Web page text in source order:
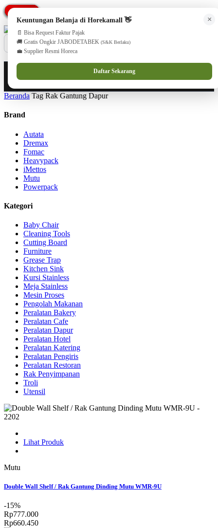
08551688000 (Customer Care)
×
Keuntungan Belanja di Horekamall 👋
📄 Bisa Request Faktur Pajak
🚚 Gratis Ongkir JABODETABEK (S&K Berlaku)
💼 Supplier Resmi Horeca
Daftar Sekarang
Beranda Tag Rak Gantung Dapur
Brand
Autata
Dremax
Fomac
Heavypack
iMettos
Mutu
Powerpack
Kategori
Baby Chair
Cleaning Tools
Cutting Board
Furniture
Grease Trap
Kitchen Sink
Kursi Stainless
Meja Stainless
Mesin Proses
Pengolah Makanan
Peralatan Bakery
Peralatan Cafe
Peralatan Dapur
Peralatan Hotel
Peralatan Katering
Peralatan Pengiris
Peralatan Restoran
Rak Penyimpanan
Troli
Utensil
PROMO
Lihat Produk
Mutu
Double Wall Shelf / Rak Gantung Dinding Mutu WMR-9U
-15%
Rp777.000
Rp660.450
PROMO
PROMO
PROMO
PROMO
PROMO
PROMO
PROMO
PROMO